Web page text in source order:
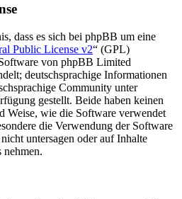
dass es sich bei phpBB um eine
Public License v2“ (GPL)
von phpBB Limited
deutschsprachige Informationen
Community unter
gestellt. Beide haben keinen
Weise, wie die Software verwendet
die Verwendung der Software
untersagen oder auf Inhalte
nehmen.